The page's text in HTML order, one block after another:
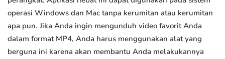
operasi Windows dan Mac tanpa kerumitan atau kerumitan
apa pun. Jika Anda ingin mengunduh video favorit Anda
dalam format MP4, Anda harus menggunakan alat yang
berguna ini karena akan membantu Anda melakukannya